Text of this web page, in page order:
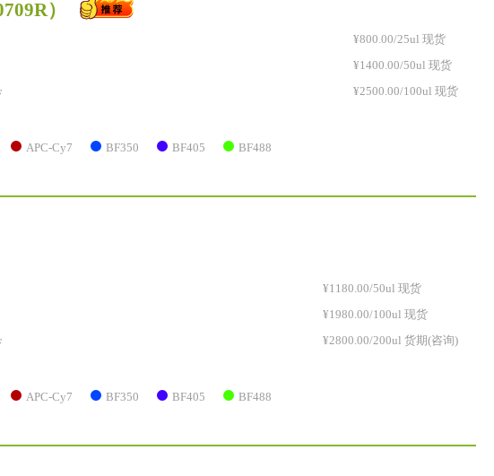
）
APC-Cy7 BF350 BF405 BF488
¥800.00/25ul 现货
¥1400.00/50ul 现货
¥2500.00/100ul 现货
APC-Cy7 BF350 BF405 BF488
¥1180.00/50ul 现货
¥1980.00/100ul 现货
¥2800.00/200ul 货期(咨询)